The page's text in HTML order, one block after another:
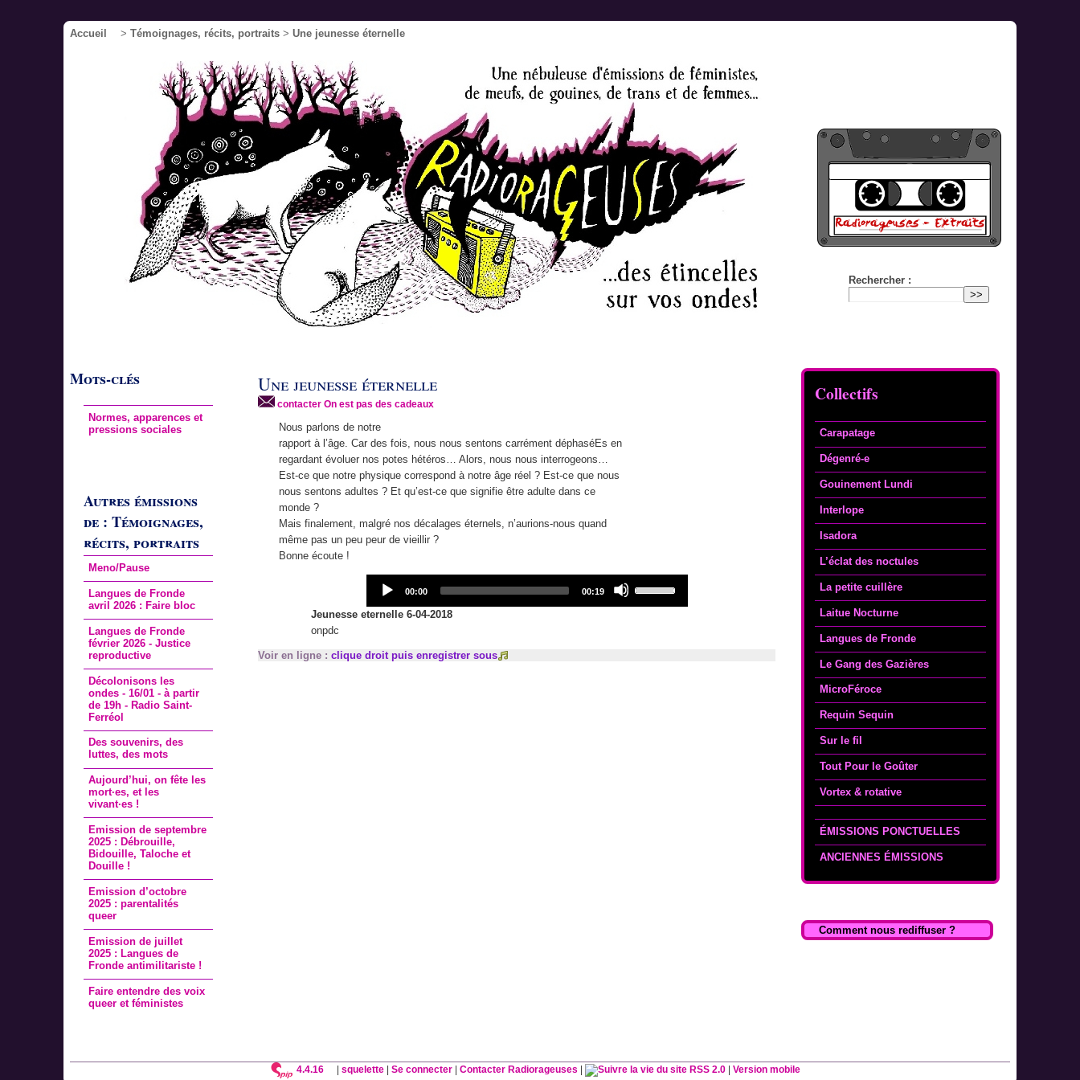
Accueil > Témoignages, récits, portraits > Une jeunesse éternelle
Rechercher :
Collectifs
Carapatage
Dégenré-e
Gouinement Lundi
Interlope
Isadora
L’éclat des noctules
La petite cuillère
Laitue Nocturne
Langues de Fronde
Le Gang des Gazières
MicroFéroce
Requin Sequin
Sur le fil
Tout Pour le Goûter
Vortex & rotative
ÉMISSIONS PONCTUELLES
ANCIENNES ÉMISSIONS
Comment nous rediffuser ?
Mots-clés
Normes, apparences et
pressions sociales
Autres émissions
de : Témoignages,
récits, portraits
Meno/Pause
Langues de Fronde
avril 2026 : Faire bloc
Langues de Fronde
février 2026 - Justice
reproductive
Décolonisons les
ondes - 16/01 - à partir
de 19h - Radio Saint-
Ferréol
Des souvenirs, des
luttes, des mots
Aujourd’hui, on fête les
mort·es, et les
vivant·es !
Emission de septembre
2025 : Débrouille,
Bidouille, Taloche et
Douille !
Emission d’octobre
2025 : parentalités
queer
Emission de juillet
2025 : Langues de
Fronde antimilitariste !
Faire entendre des voix
queer et féministes
Une jeunesse éternelle
contacter On est pas des cadeaux
Nous parlons de notre
rapport à l’âge. Car des fois, nous nous sentons carrément déphaséEs en
regardant évoluer nos potes hétéros… Alors, nous nous interrogeons…
Est-ce que notre physique correspond à notre âge réel ? Est-ce que nous
nous sentons adultes ? Et qu’est-ce que signifie être adulte dans ce
monde ?
Mais finalement, malgré nos décalages éternels, n’aurions-nous quand
même pas un peu peur de vieillir ?
Bonne écoute !
Audio
Player
Current
00:00
Total
00:19
Up/Down
Jeunesse eternelle 6-04-2018
onpdc
Voir en ligne : clique droit puis enregistrer sous
4.4.16 squelette| Se connecter| Contacter Radiorageuses RSS 2.0| Version mobile